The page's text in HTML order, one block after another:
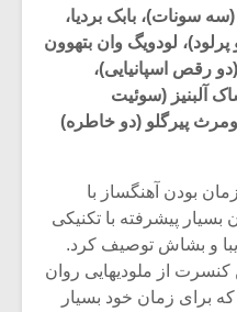
سونات)، بابک بردیا،
پرلود)، لودویگ وان بتهوون
رقص اسپانیایی)،
آلبنیز (سوئیت
پیرگلو‌ (دو خاطره)
بودن آهنگساز با
بسیار پیشرفته با تکنیکی
و بشاش توصیف کرد.
از ملودیهایی روان
که برای زمان خود بسیار